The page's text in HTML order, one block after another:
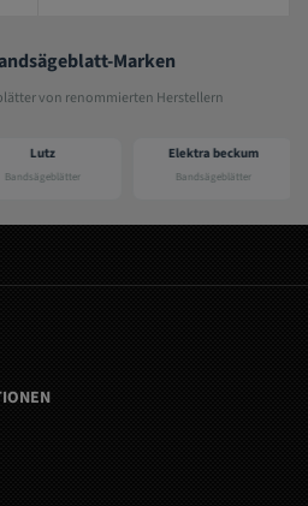
Marken
von renommierten Herstellern
Lutz
Bandsägeblätter
Elektra beckum
Bandsägeblätter